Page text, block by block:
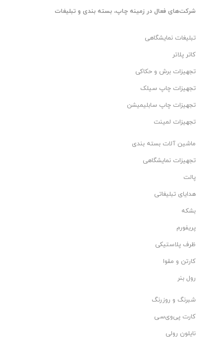
شرکت‌های فعال در زمینه چاپ، بسته بندی و تبلیغات
تبلیغات نمایشگاهی
کاتر پلاتر
تجهیزات برش و حکاکی
تجهیزات چاپ سیلک
تجهیزات چاپ سابلیمیشن
تجهیزات لمینت
ماشین آلات بسته بندی
تجهیزات نمایشگاهی
پالت
هدایای تبلیغاتی
بشکه
پریفورم
ظرف پلاستیکی
کارتن و مقوا
رول بنر
شبرنگ و روزرنگ
کارت پی‌وی‌سی
نایلون رولی